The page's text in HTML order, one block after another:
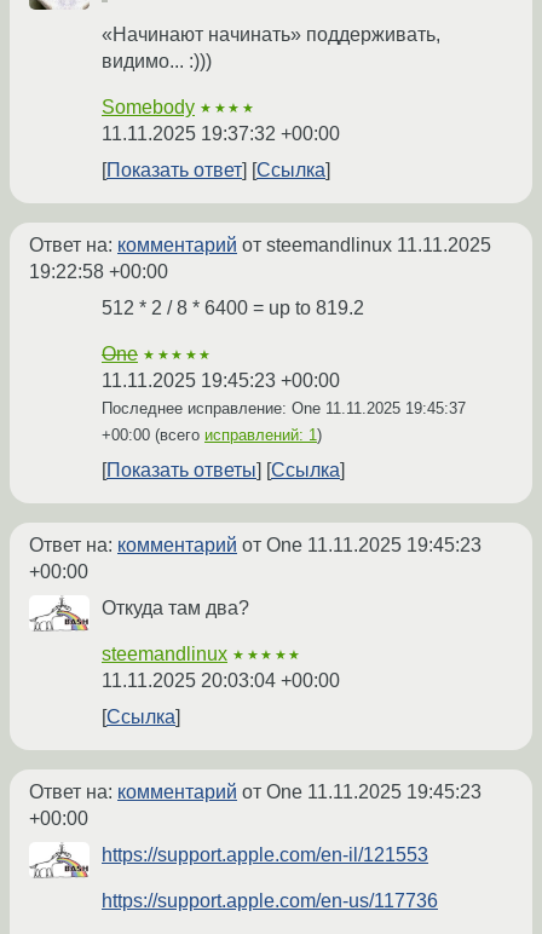
«Начинают начинать» поддерживать,
видимо... :)))
Somebody ★★★★
11.11.2025 19:37:32 +00:00
Показать ответ
Ссылка
Ответ на: комментарий от steemandlinux 11.11.2025
19:22:58 +00:00
512 * 2 / 8 * 6400 = up to 819.2
One ★★★★★
11.11.2025 19:45:23 +00:00
Последнее исправление: One 11.11.2025 19:45:37
+00:00 (всего исправлений: 1)
Показать ответы Ссылка
Ответ на: комментарий от One 11.11.2025 19:45:23
+00:00
Откуда там два?
steemandlinux ★★★★★
11.11.2025 20:03:04 +00:00
Ссылка
Ответ на: комментарий от One 11.11.2025 19:45:23
+00:00
https://support.apple.com/en-il/121553
https://support.apple.com/en-us/117736